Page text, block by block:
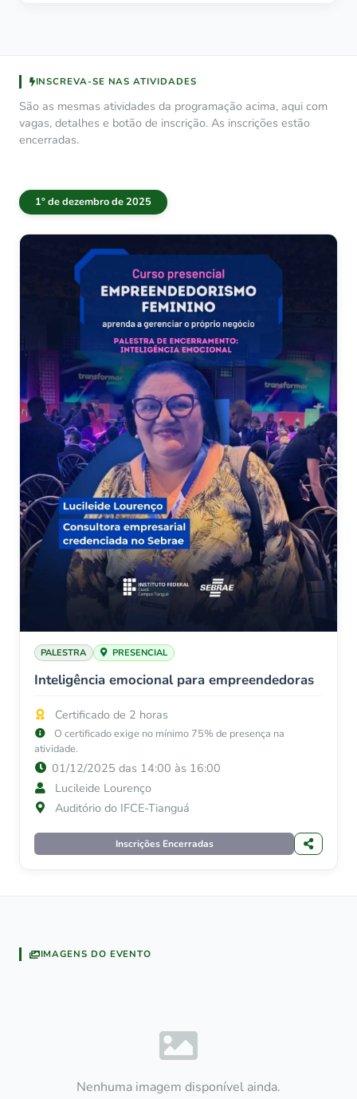
INSCREVA-SE NAS ATIVIDADES
São as mesmas atividades da programação acima, aqui com
vagas, detalhes e botão de inscrição. As inscrições estão
encerradas.
1º de dezembro de 2025
PALESTRA PRESENCIAL
Inteligência emocional para empreendedoras
Certificado de 2 horas
O certificado exige no mínimo 75% de presença na
atividade.
01/12/2025 das 14:00 às 16:00
Lucileide Lourenço
Auditório do IFCE-Tianguá
Inscrições Encerradas
IMAGENS DO EVENTO
Nenhuma imagem disponível ainda.